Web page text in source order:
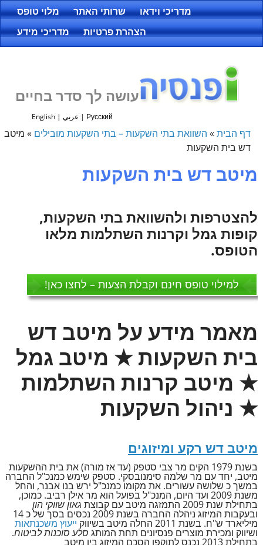
מלוי טופס שרותי האתר
מדריכי וידאו
מדריכי מידע
הצהרת פרטיות
עושה לך סדר בחיים
Русский
| عربي |
English
דף הבית» השוואת בתי השקעות – בתי השקעות מובילים » מיטב
דש בית השקעות
מיטב דש בית השקעות
להצטרפות ולהשוואת בתי השקעות,
קופות גמל וקרנות השתלמות מלאו
הטופס.
למילוי טופס חינם וקבלת הצעות – לחצו כאן!
מאמר מידע על מיטב דש
בית השקעות ★ מיטב גמל
★ מיטב קרנות השתלמות
★ ניהול השקעות
מיטב דש רקע ומיזוגים
בשנת 1979 הקים מר צבי סטפק (עד אז מורה) את בית ההשקעות
מיטב, יחד עם מר שלמה סימנובסקי. סטפק שימש כמנכ"ל החברה
במשך כ שלושה עשורים. את מקומו כמנכ"ל ירש בנו אבנר, והחל
משנת 2009 ועד היום, המנכ"ל בפועל הוא מר אילן רביב. כמוכן,
בתחילת שנת 2009 התמזגה מיטב עם קבוצת גאון שווקי הון
ובעקבות המיזוג ניהלה החברה בשנת 2009 נכסים בסך של כ 14
מיליארד ש"ח. בשנת 2011 החלה מיטב בשיווק ייעוץ משכנתאות
ושיווק ומכירת מוצרים פנסיונים תחת המותג סלע סוכנות לביטוח.
בתחילת 2013 נכנס לתוקפו הסכם המיזוג בין מיטב